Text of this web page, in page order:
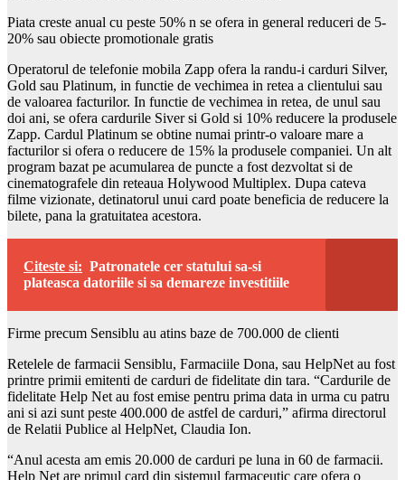
Piata creste anual cu peste 50% n se ofera in general reduceri de 5-
20% sau obiecte promotionale gratis
Operatorul de telefonie mobila Zapp ofera la randu-i carduri Silver,
Gold sau Platinum, in functie de vechimea in retea a clientului sau
de valoarea facturilor. In functie de vechimea in retea, de unul sau
doi ani, se ofera cardurile Siver si Gold si 10% reducere la produsele
Zapp. Cardul Platinum se obtine numai printr-o valoare mare a
facturilor si ofera o reducere de 15% la produsele companiei. Un alt
program bazat pe acumularea de puncte a fost dezvoltat si de
cinematografele din reteaua Holywood Multiplex. Dupa cateva
filme vizionate, detinatorul unui card poate beneficia de reducere la
bilete, pana la gratuitatea acestora.
Citeste si: Patronatele cer statului sa-si
plateasca datoriile si sa demareze investitiile
Firme precum Sensiblu au atins baze de 700.000 de clienti
Retelele de farmacii Sensiblu, Farmaciile Dona, sau HelpNet au fost
printre primii emitenti de carduri de fidelitate din tara. “Cardurile de
fidelitate Help Net au fost emise pentru prima data in urma cu patru
ani si azi sunt peste 400.000 de astfel de carduri,” afirma directorul
de Relatii Publice al HelpNet, Claudia Ion.
“Anul acesta am emis 20.000 de carduri pe luna in 60 de farmacii.
Help Net are primul card din sistemul farmaceutic care ofera o